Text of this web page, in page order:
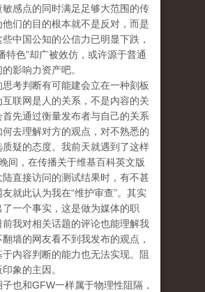
敏感点的同时满足足够大范围的传
们的目的根本就不是反对，而是
中国公知的公信力已明显下跌，
特色”却广被效仿，或许源于普通
影响力资产吧。
考判断有可能建会立在一种刻板
互联网是人的关系，不是内容的关
首先通过衡量发布者与自己的关系
去理解对方的观点，对不熟悉的
质疑的态度。我前天就遇到了这样
间，在传播关于维基百科英文版
陆直接访问的测试结果时，有不甚
就此认为我在“维护审查”。其实
一个事实，这是做为媒体的职
我对相关话题的评论也能理解我
墙的网友看不到我发布的观点，
内容判断的能力也无法实现。阻
象的主因。
也和GFW一样属于物理性阻隔，